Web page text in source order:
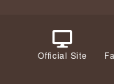
Official Site